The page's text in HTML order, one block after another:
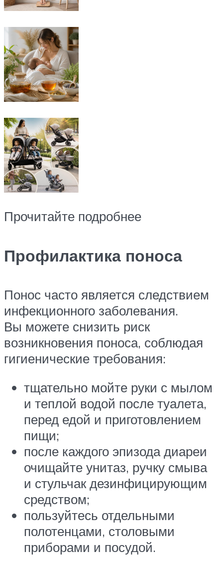
Прочитайте подробнее
Профилактика поноса
Понос часто является следствием
инфекционного заболевания.
Вы можете снизить риск
возникновения поноса, соблюдая
гигиенические требования:
тщательно мойте руки с мылом
и теплой водой после туалета,
перед едой и приготовлением
пищи;
после каждого эпизода диареи
очищайте унитаз, ручку смыва
и стульчак дезинфицирующим
средством;
пользуйтесь отдельными
полотенцами, столовыми
приборами и посудой.